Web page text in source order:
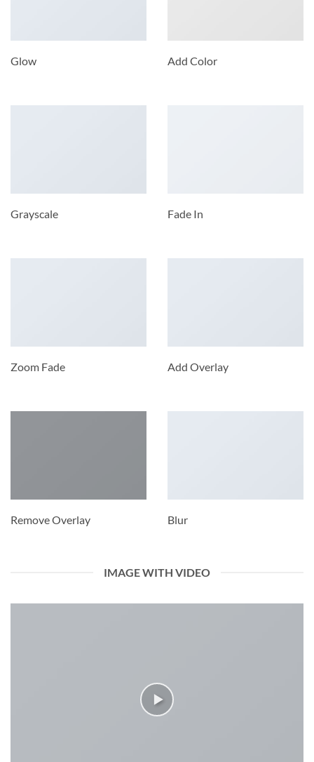
Glow Add Color
Grayscale Fade In
Zoom Fade Add Overlay
Remove Overlay Blur
IMAGE WITH VIDEO